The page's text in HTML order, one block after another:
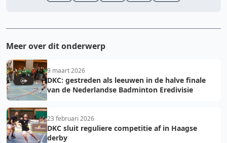
Meer over dit onderwerp
9 maart 2026
DKC: gestreden als leeuwen in de halve finale
van de Nederlandse Badminton Eredivisie
23 februari 2026
DKC sluit reguliere competitie af in Haagse
derby